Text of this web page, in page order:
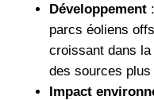
Développement:
parcs éoliens
croissant dans
des sources
Impact